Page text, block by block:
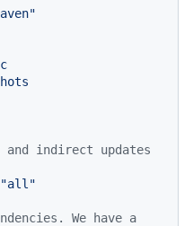
indirect updates
"all"
We have a